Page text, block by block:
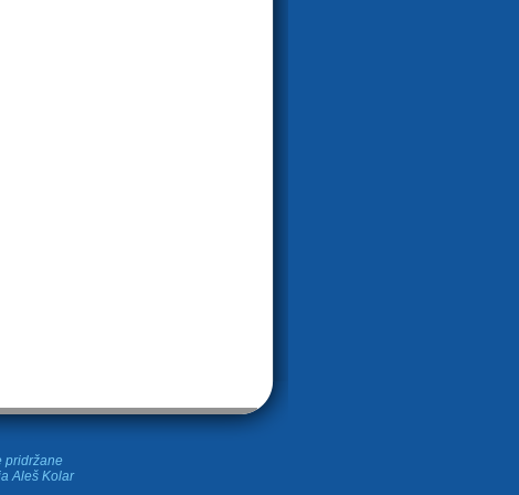
pridržane
Aleš Kolar